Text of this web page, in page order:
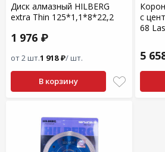
Диск алмазный HILBERG
extra Thin 125*1,1*8*22,2
1 976 ₽
от 2 шт.1 918 ₽/ шт.
В корзину
с
68
5